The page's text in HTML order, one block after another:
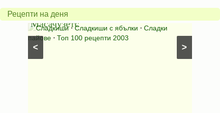
Рецепти на деня
>
<
от
Масачузетс
Сладкиши⋅Сладкиши с ябълки ⋅ Сладки
пайове ⋅ Топ 100 рецепти 2003
на
мама